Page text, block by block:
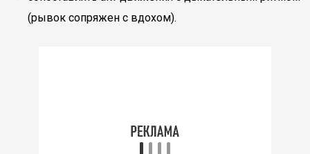
(рывок сопряжен с вдохом).